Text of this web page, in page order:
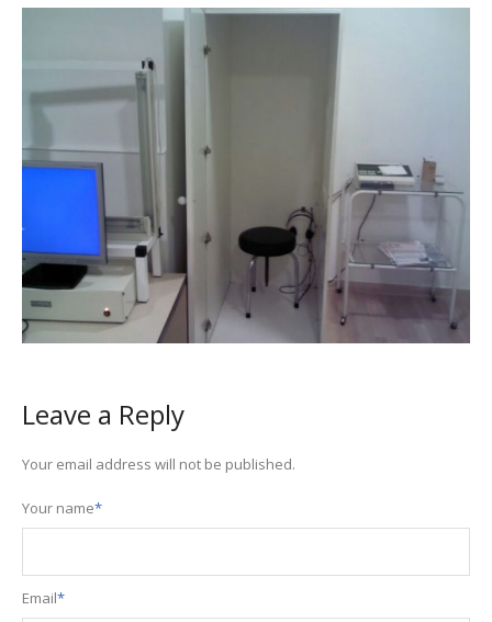
Leave a Reply
Your email address will not be published.
Your name*
Email*